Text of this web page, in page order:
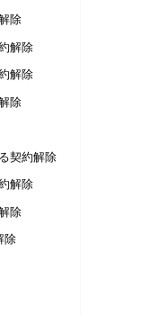
除
解除
解除
除
契約解除
解除
除
除